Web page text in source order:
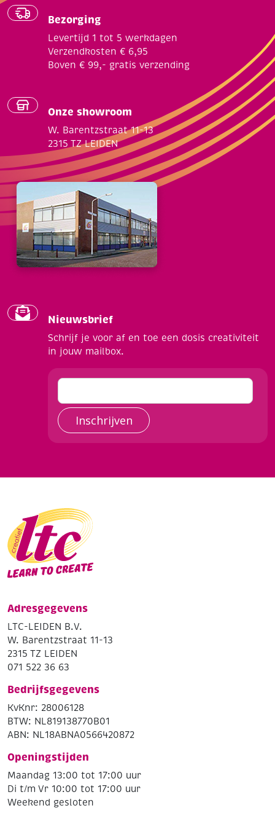
Bezorging
Levertijd 1 tot 5 werkdagen
Verzendkosten € 6,95
Boven € 99,- gratis verzending
Onze showroom
W. Barentzstraat 11-13
2315 TZ LEIDEN
Nieuwsbrief
Schrijf je voor af en toe een dosis creativiteit
in jouw mailbox.
Inschrijven
Adresgegevens
LTC-LEIDEN B.V.
W. Barentzstraat 11-13
2315 TZ LEIDEN
071 522 36 63
Bedrijfsgegevens
KvKnr: 28006128
BTW: NL819138770B01
ABN: NL18ABNA0566420872
Openingstijden
Maandag 13:00 tot 17:00 uur
Di t/m Vr 10:00 tot 17:00 uur
Weekend gesloten